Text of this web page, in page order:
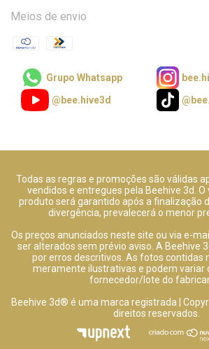
Meios de envio
Grupo Whatsapp
@bee.hive3d
Todas as regras e promoções são válidas
vendidos e entregues pela Beehive 3d.
produto será garantido após a finalização
divergência, prevalecerá o menor
Os preços anunciados neste site ou via e-
ser alterados sem prévio aviso. A Beehive
por erros descritivos. As fotos contidas
meramente ilustrativas e podem variar
fornecedor/lote do
Beehive 3d® é uma marca registrada |
direitos reservados.